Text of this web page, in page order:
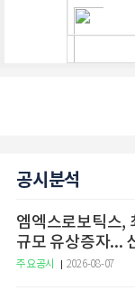
공시분석
엠엑스로보틱스,
규모 유상증자...
주요공시 2026-08-07